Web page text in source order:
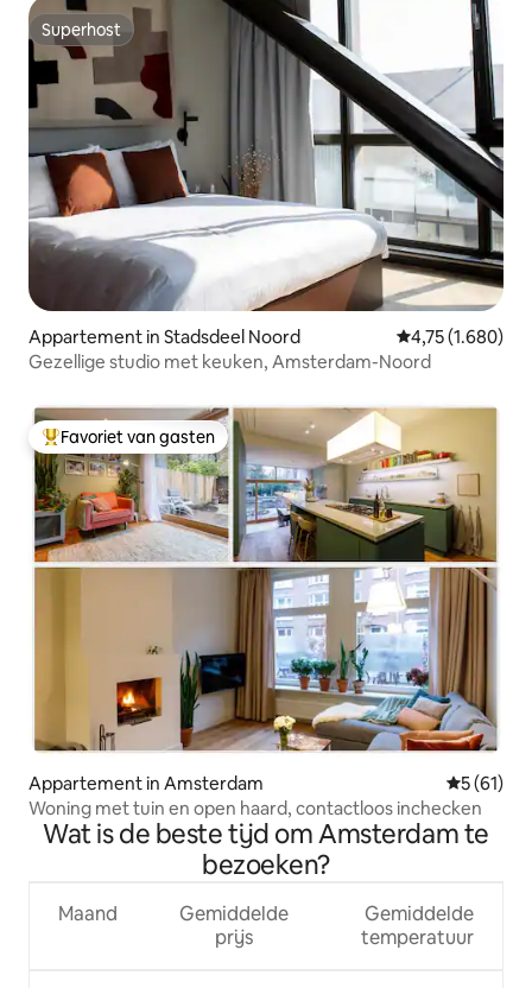
Superhost
Superhost
Appartement in Stadsdeel Noord Gemiddelde
4,75 (1.680)
Gezellige studio met keuken, Amsterdam-Noord
Topfavoriet van gasten
Favoriet van gasten
Appartement in Amsterdam
5 (61)
Woning met tuin en open haard, contactloos inchecken
Wat is de beste tijd om Amsterdam te
bezoeken?
Maand
Gemiddelde
prijs
Gemiddelde
temperatuur